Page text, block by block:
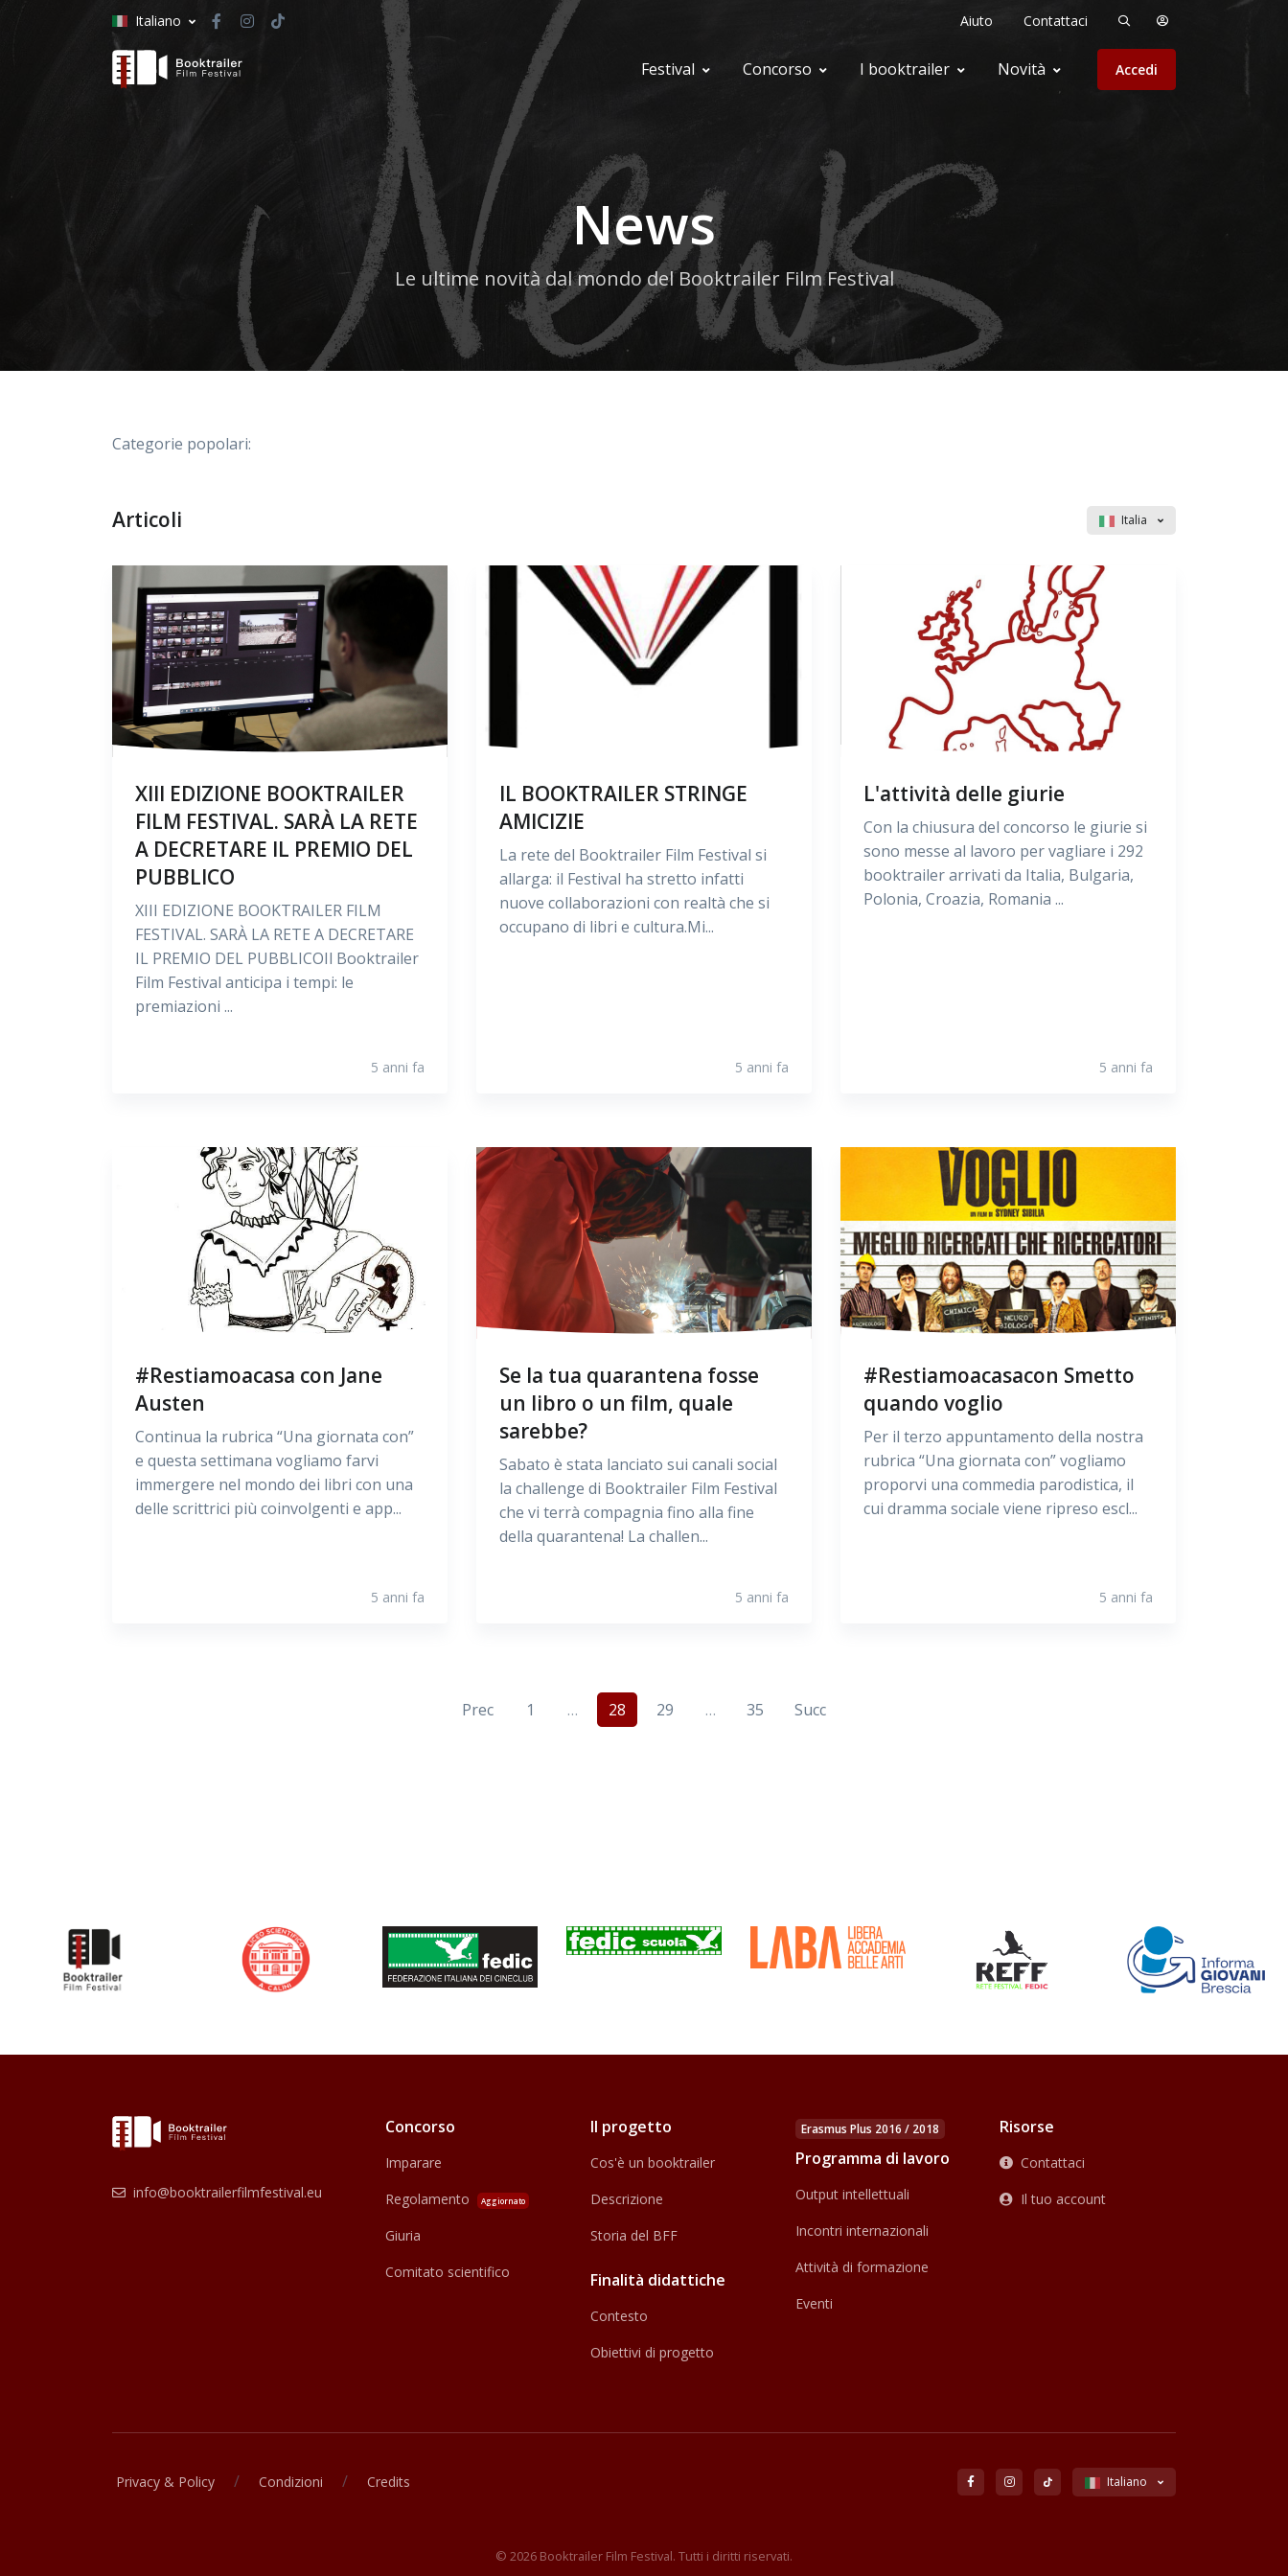
Italiano Aiuto Contattaci
Festival Concorso I booktrailer Novità Accedi
News
Le ultime novità dal mondo del Booktrailer Film Festival
Categorie popolari:
Articoli Italia
XIII EDIZIONE BOOKTRAILER
FILM FESTIVAL. SARÀ LA RETE
A DECRETARE IL PREMIO DEL
PUBBLICO
XIII EDIZIONE BOOKTRAILER FILM
FESTIVAL. SARÀ LA RETE A DECRETARE
IL PREMIO DEL PUBBLICOIl Booktrailer
Film Festival anticipa i tempi: le
premiazioni ...
5 anni fa
IL BOOKTRAILER STRINGE
AMICIZIE
La rete del Booktrailer Film Festival si
allarga: il Festival ha stretto infatti
nuove collaborazioni con realtà che si
occupano di libri e cultura.Mi...
5 anni fa
L'attività delle giurie
Con la chiusura del concorso le giurie si
sono messe al lavoro per vagliare i 292
booktrailer arrivati da Italia, Bulgaria,
Polonia, Croazia, Romania ...
5 anni fa
#Restiamoacasa con Jane
Austen
Continua la rubrica “Una giornata con”
e questa settimana vogliamo farvi
immergere nel mondo dei libri con una
delle scrittrici più coinvolgenti e app...
5 anni fa
Se la tua quarantena fosse
un libro o un film, quale
sarebbe?
Sabato è stata lanciato sui canali social
la challenge di Booktrailer Film Festival
che vi terrà compagnia fino alla fine
della quarantena! La challen...
5 anni fa
#Restiamoacasacon Smetto
quando voglio
Per il terzo appuntamento della nostra
rubrica “Una giornata con” vogliamo
proporvi una commedia parodistica, il
cui dramma sociale viene ripreso escl...
5 anni fa
Prec 1 … 28 29 … 35 Succ
info@booktrailerfilmfestival.eu
Concorso
Imparare
Regolamento
Aggiornato
Giuria
Comitato scientifico
Il progetto
Cos'è un booktrailer
Descrizione
Storia del BFF
Finalità didattiche
Contesto
Obiettivi di progetto
Erasmus Plus 2016 / 2018
Programma di lavoro
Output intellettuali
Incontri internazionali
Attività di formazione
Eventi
Risorse
Contattaci
Il tuo account
Privacy & Policy / Condizioni / Credits Italiano
© 2026 Booktrailer Film Festival. Tutti i diritti riservati.